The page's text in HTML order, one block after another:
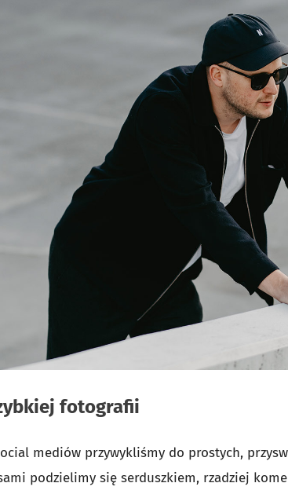
fotografii
mediów przywykliśmy do prostych,
podzielimy się serduszkiem, rzadziej